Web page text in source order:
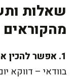
שאלות
מהקוראים
1. אפשר להכין את הדגים עם זיתים יום מראש?
בוודאי – דווקא